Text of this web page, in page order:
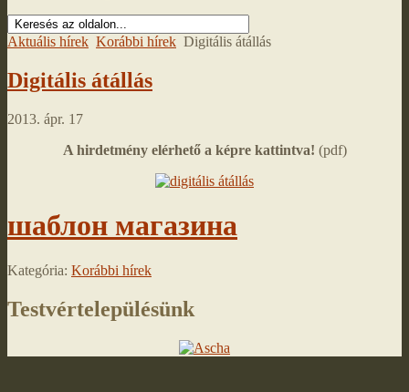
Aktuális hírek Korábbi hírek Digitális átállás
Digitális átállás
2013. ápr. 17
A hirdetmény elérhető a képre kattintva! (pdf)
шаблон магазина
Kategória: Korábbi hírek
Testvértelepülésünk